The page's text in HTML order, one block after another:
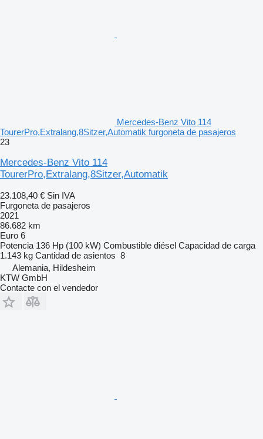
Mercedes-Benz Vito 114
TourerPro,Extralang,8Sitzer,Automatik furgoneta de pasajeros
23
Mercedes-Benz Vito 114
TourerPro,Extralang,8Sitzer,Automatik
23.108,40 € Sin IVA
Furgoneta de pasajeros
2021
86.682 km
Euro 6
Potencia 136 Hp (100 kW) Combustible diésel Capacidad de carga
1.143 kg Cantidad de asientos 8
Alemania, Hildesheim
KTW GmbH
Contacte con el vendedor